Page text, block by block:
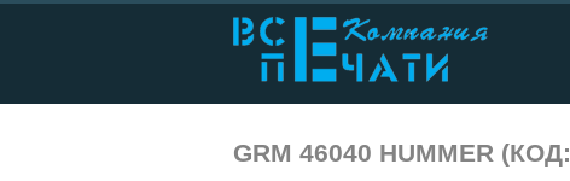
GRM 46040 HUMMER (КОД: